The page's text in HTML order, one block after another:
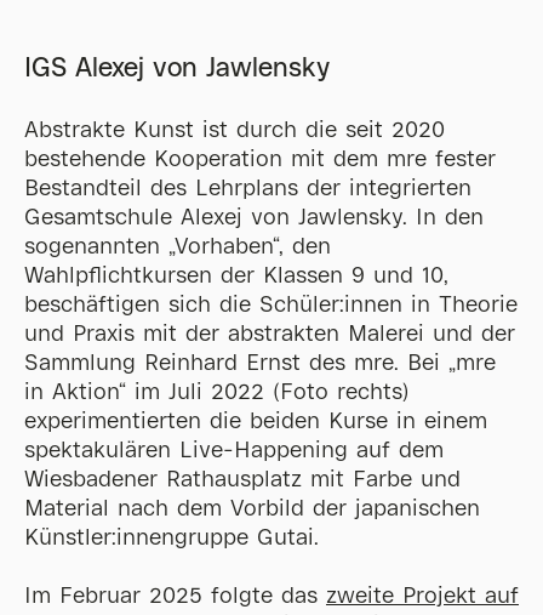
IGS Alexej von Jawlensky
Abstrakte Kunst ist durch die seit 2020
bestehende Kooperation mit dem mre fester
Bestandteil des Lehrplans der integrierten
Gesamtschule Alexej von Jawlensky. In den
sogenannten „Vorhaben“, den
Wahlpflichtkursen der Klassen 9 und 10,
beschäftigen sich die Schüler:innen in Theorie
und Praxis mit der abstrakten Malerei und der
Sammlung Reinhard Ernst des mre. Bei „mre
in Aktion“ im Juli 2022 (Foto rechts)
experimentierten die beiden Kurse in einem
spektakulären Live-Happening auf dem
Wiesbadener Rathausplatz mit Farbe und
Material nach dem Vorbild der japanischen
Künstler:innengruppe Gutai.
Im Februar 2025 folgte das zweite Projekt auf